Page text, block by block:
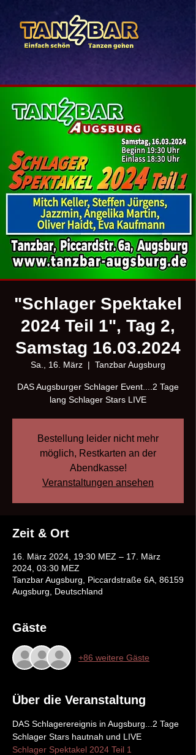
"Schlager Spektakel
2024 Teil 1", Tag 2,
Samstag 16.03.2024
Sa., 16. März
  |
Tanzbar Augsburg
DAS Augsburger Schlager Event....2 Tage
lang Schlager Stars LIVE
Bestellung leider nicht mehr
möglich, Restkarten an der
Abendkasse!
Veranstaltungen ansehen
Zeit & Ort
16. März 2024, 19:30 MEZ – 17. März
2024, 03:30 MEZ
Tanzbar Augsburg, Piccardstraße 6A, 86159
Augsburg, Deutschland
Gäste
+86 weitere Gäste
Über die Veranstaltung
DAS Schlagerereignis in Augsburg...2 Tage
Schlager Stars hautnah und LIVE
Schlager Spektakel 2024 Teil 1